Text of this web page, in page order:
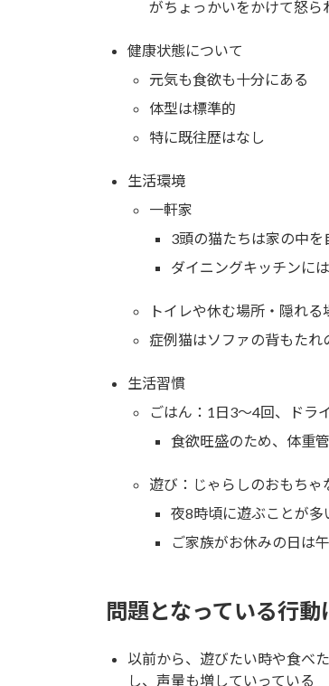
がちょっかいをかけて怒ら
健康状態について
元気も食欲も十分にある
体型は標準的
特に既往歴はなし
生活環境
一軒家
3頭の猫たちは家の中を
ダイニングキッチンに
トイレや休む場所・隠れ
症例猫はソファの背もたれ
生活習慣
ごはん：1日3～4回、ドラ
食欲旺盛のため、体重
遊び：じゃらしのおもちゃ
夜8時頃に遊ぶことが多
ご家族がお休みの日は
問題となっている行動
以前から、遊びたい時や食べ
し、声量も増していっている